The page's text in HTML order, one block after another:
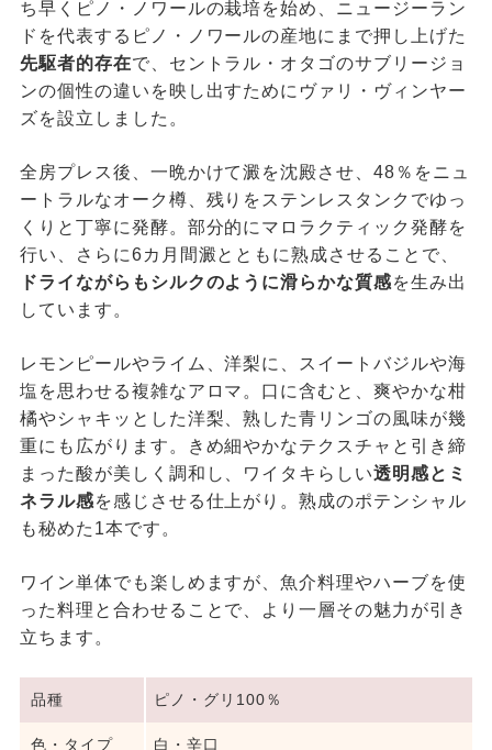
ち早くピノ・ノワールの栽培を始め、ニュージーラン
ドを代表するピノ・ノワールの産地にまで押し上げた
先駆者的存在で、セントラル・オタゴのサブリージョ
ンの個性の違いを映し出すためにヴァリ・ヴィンヤー
ズを設立しました。
全房プレス後、一晩かけて澱を沈殿させ、48％をニュ
ートラルなオーク樽、残りをステンレスタンクでゆっ
くりと丁寧に発酵。部分的にマロラクティック発酵を
行い、さらに6カ月間澱とともに熟成させることで、
ドライながらもシルクのように滑らかな質感を生み出
しています。
レモンピールやライム、洋梨に、スイートバジルや海
塩を思わせる複雑なアロマ。口に含むと、爽やかな柑
橘やシャキッとした洋梨、熟した青リンゴの風味が幾
重にも広がります。きめ細やかなテクスチャと引き締
まった酸が美しく調和し、ワイタキらしい透明感とミ
ネラル感を感じさせる仕上がり。熟成のポテンシャル
も秘めた1本です。
ワイン単体でも楽しめますが、魚介料理やハーブを使
った料理と合わせることで、より一層その魅力が引き
立ちます。
品種 ピノ・グリ100％
色・タイプ 白・辛口